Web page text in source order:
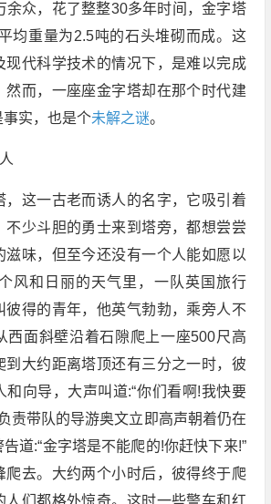
余众，花了整整30多年时间，金字塔
均重量为2.5吨的石头堆砌而成。这
现代科学技术的情况下，是难以完成
然而，一座座金字塔却在那个时代建
实，也是个未解之谜。
，这一古老而诱人的名字，它吸引着
不少斗胆的勇士来到塔旁，都想尝尝
滋味，但至今还没有一个人能如愿以
风和日丽的天气里，一队英国旅行
彼得的青年，他英气勃勃，乘旁人不
西面斜壁沿着石隙爬上一座500尺高
到大约距离塔顶还有三分之一时，彼
和向导，大声叫道:“你们看啊!我快要
责带队的导游奥文立即高声朝着仍在
道:“金字塔是不能爬的!你赶快下来!”
爬去。大约两个小时后，彼得终于爬
人们都格外惊奇。这时一些警车和红